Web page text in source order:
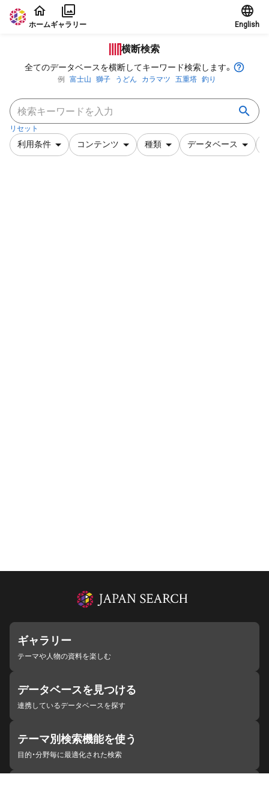
本文に飛ぶ
ホームギャラリー English
横断検索
全てのデータベースを横断してキーワード検索します。
例 富士山 獅子 うどん カラマツ 五重塔 釣り
リセット
利用条件 コンテンツ 種類 データベース
ギャラリー
テーマや人物の資料を楽しむ
データベースを見つける
連携しているデータベースを探す
テーマ別検索機能を使う
目的・分野毎に最適化された検索